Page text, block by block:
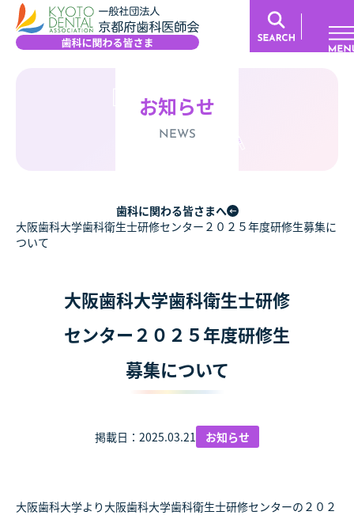
お知らせ
NEWS
歯科に関わる皆さまへ
大阪歯科大学歯科衛生士研修センター２０２５年度研修生募集に
ついて
大阪歯科大学歯科衛生士研修
センター２０２５年度研修生
募集について
掲載日：2025.03.21 お知らせ
大阪歯科大学より大阪歯科大学歯科衛生士研修センターの２０２